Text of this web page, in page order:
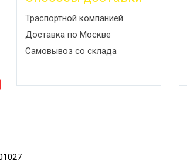
Траспортной компанией
Доставка по Москве
Самовывоз со склада